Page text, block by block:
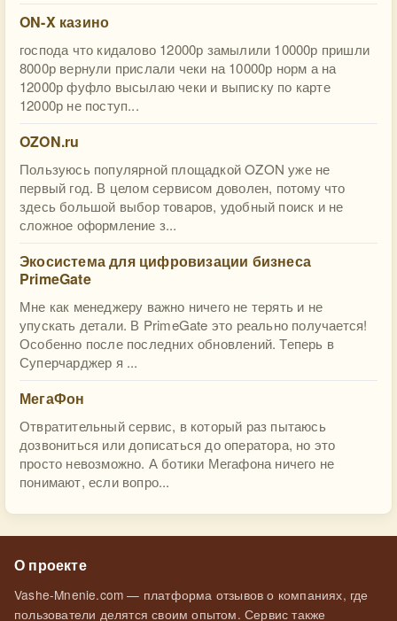
ON-X казино
господа что кидалово 12000р замылили 10000р пришли
8000р вернули прислали чеки на 10000р норм а на
12000р фуфло высылаю чеки и выписку по карте
12000р не поступ...
OZON.ru
Пользуюсь популярной площадкой OZON уже не
первый год. В целом сервисом доволен, потому что
здесь большой выбор товаров, удобный поиск и не
сложное оформление з...
Экосистема для цифровизации бизнеса
PrimeGate
Мне как менеджеру важно ничего не терять и не
упускать детали. В PrimeGate это реально получается!
Особенно после последних обновлений. Теперь в
Суперчарджер я ...
МегаФон
Отвратительный сервис, в который раз пытаюсь
дозвониться или дописаться до оператора, но это
просто невозможно. А ботики Мегафона ничего не
понимают, если вопро...
О проекте
Vashe-Mnenie.com — платформа отзывов о компаниях, где
пользователи делятся своим опытом. Сервис также